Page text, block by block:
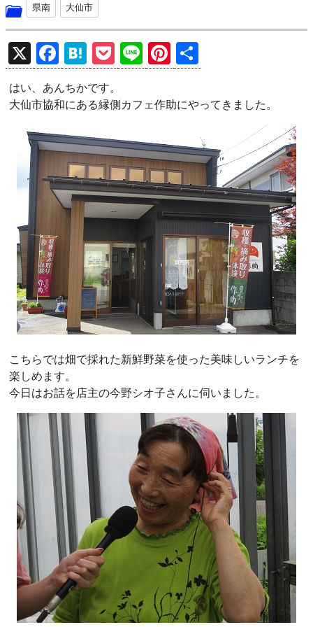
県南 大仙市
X
F
a
ce
o
o
k
H
at
e
a
P
o
ck
Li
n
e
Pi
nt
er
t
有
はい、あんちかです。
大仙市協和にある縁側カフェ作助にやってきました。
こちらでは畑で採れた新鮮野菜を使った美味しいランチを
楽しめます。
今日はお話を店主の今野シオ子さんに伺いました。